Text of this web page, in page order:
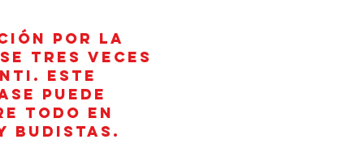
por la
tres veces
Este
puede
todo en
budistas.